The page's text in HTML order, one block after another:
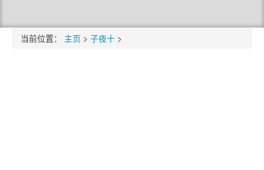
我住在恐怖客栈
当前位置： 主页 > 子夜十 >